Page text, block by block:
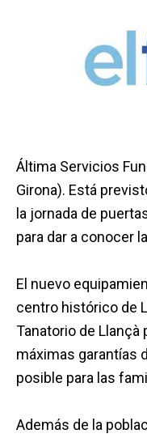
Áltima Servicios
Girona). Está
la jornada de
para dar a conocer
El nuevo
centro histórico de
Tanatorio de
máximas garantías
posible para las
Además de la